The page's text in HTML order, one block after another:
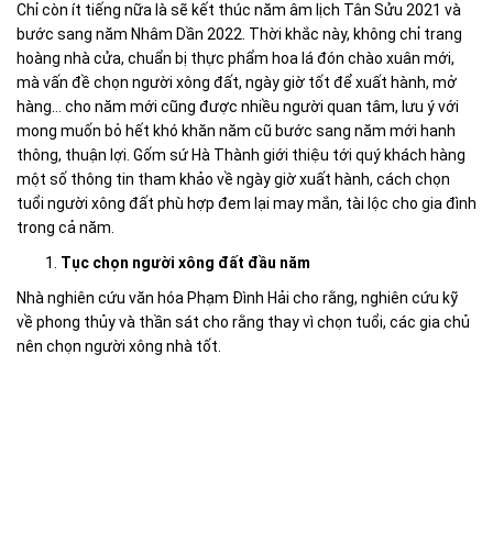
Chỉ còn ít tiếng nữa là sẽ kết thúc năm âm lịch Tân Sửu 2021 và
bước sang năm Nhâm Dần 2022. Thời khắc này, không chỉ trang
hoàng nhà cửa, chuẩn bị thực phẩm hoa lá đón chào xuân mới,
mà vấn đề chọn người xông đất, ngày giờ tốt để xuất hành, mở
hàng… cho năm mới cũng được nhiều người quan tâm, lưu ý với
mong muốn bỏ hết khó khăn năm cũ bước sang năm mới hanh
thông, thuận lợi. Gốm sứ Hà Thành giới thiệu tới quý khách hàng
một số thông tin tham khảo về ngày giờ xuất hành, cách chọn
tuổi người xông đất phù hợp đem lại may mắn, tài lộc cho gia đình
trong cả năm.
Tục chọn người xông đất đầu năm
Nhà nghiên cứu văn hóa Phạm Đình Hải cho rằng, nghiên cứu kỹ
về phong thủy và thần sát cho rằng thay vì chọn tuổi, các gia chủ
nên chọn người xông nhà tốt.